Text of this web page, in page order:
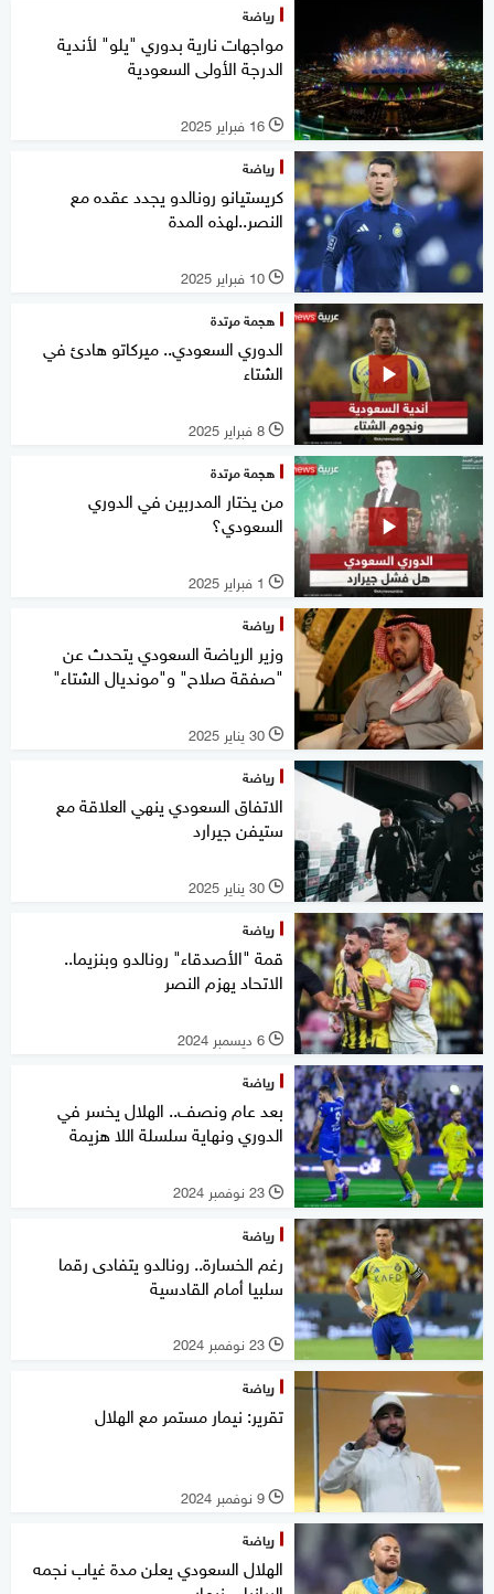
رياضة
مواجهات نارية بدوري "يلو" لأندية
الدرجة الأولى السعودية
l 16 فبراير 2025
رياضة
كريستيانو رونالدو يجدد عقده مع
النصر..لهذه المدة
l 10 فبراير 2025
هجمة مرتدة
الدوري السعودي.. ميركاتو هادئ في
الشتاء
l 8 فبراير 2025
هجمة مرتدة
من يختار المدربين في الدوري
السعودي؟
l 1 فبراير 2025
رياضة
وزير الرياضة السعودي يتحدث عن
"صفقة صلاح" و"مونديال الشتاء"
l 30 يناير 2025
رياضة
الاتفاق السعودي ينهي العلاقة مع
ستيفن جيرارد
l 30 يناير 2025
رياضة
قمة "الأصدقاء" رونالدو وبنزيما..
الاتحاد يهزم النصر
l 6 ديسمبر 2024
رياضة
بعد عام ونصف.. الهلال يخسر في
الدوري ونهاية سلسلة اللا هزيمة
l 23 نوفمبر 2024
رياضة
رغم الخسارة.. رونالدو يتفادى رقما
سلبيا أمام القادسية
l 23 نوفمبر 2024
رياضة
تقرير: نيمار مستمر مع الهلال
l 9 نوفمبر 2024
رياضة
الهلال السعودي يعلن مدة غياب نجمه